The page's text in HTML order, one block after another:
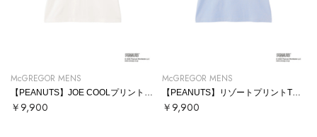
McGREGOR MENS
￥9,900
McGREGOR MENS
￥9,900